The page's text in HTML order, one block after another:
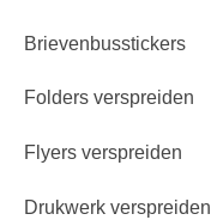
Brievenbusstickers
Folders verspreiden
Flyers verspreiden
Drukwerk verspreiden